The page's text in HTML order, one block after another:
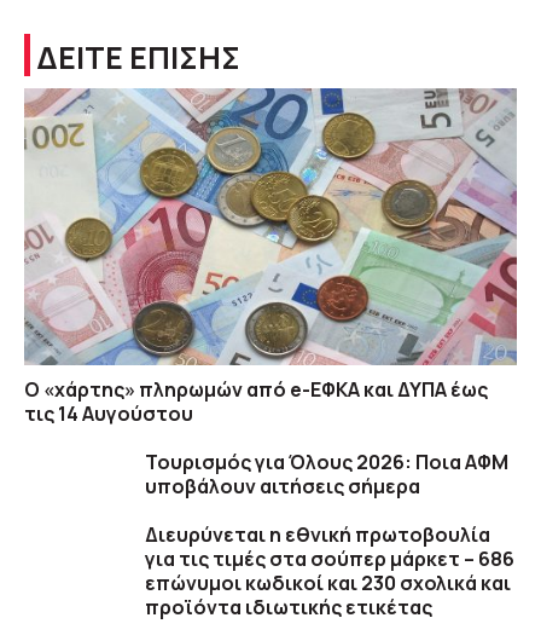
ΔΕΙΤΕ ΕΠΙΣΗΣ
Ο «χάρτης» πληρωμών από e-ΕΦΚΑ και ΔΥΠΑ έως
τις 14 Αυγούστου
Τουρισμός για Όλους 2026: Ποια ΑΦΜ
υποβάλουν αιτήσεις σήμερα
Διευρύνεται η εθνική πρωτοβουλία
για τις τιμές στα σούπερ μάρκετ – 686
επώνυμοι κωδικοί και 230 σχολικά και
προϊόντα ιδιωτικής ετικέτας